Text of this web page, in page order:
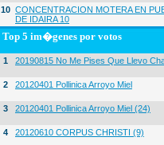
10 CONCENTRACION MOTERA EN
DE IDAIRA 10
Top 5 im�genes por votos
1 20190815 No Me Pises Que Llevo
2 20120401 Pollinica Arroyo Miel
3 20120401 Pollinica Arroyo Miel (24)
4 20120610 CORPUS CHRISTI (9)